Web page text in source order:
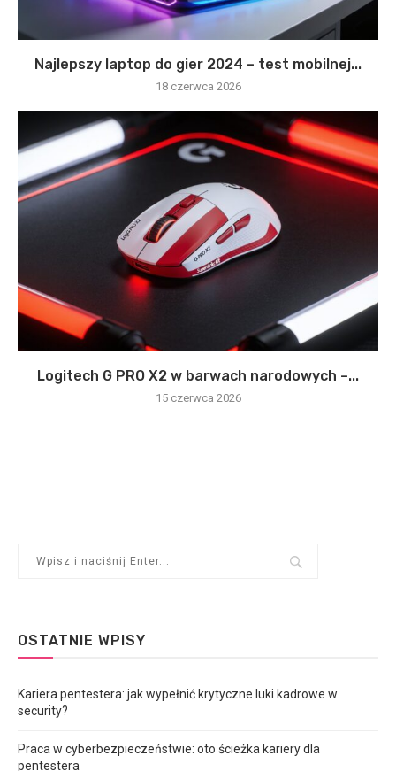
Najlepszy laptop do gier 2024 – test mobilnej...
18 czerwca 2026
Logitech G PRO X2 w barwach narodowych –...
15 czerwca 2026
OSTATNIE WPISY
Kariera pentestera: jak wypełnić krytyczne luki kadrowe w
security?
Praca w cyberbezpieczeństwie: oto ścieżka kariery dla
pentestera